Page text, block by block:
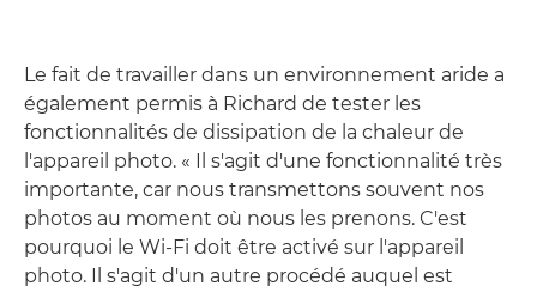
Le fait de travailler dans un environnement aride a
également permis à Richard de tester les
fonctionnalités de dissipation de la chaleur de
l'appareil photo. « Il s'agit d'une fonctionnalité très
importante, car nous transmettons souvent nos
photos au moment où nous les prenons. C'est
pourquoi le Wi-Fi doit être activé sur l'appareil
photo. Il s'agit d'un autre procédé auquel est